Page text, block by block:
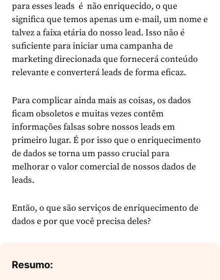
para esses leads é não enriquecido, o que
significa que temos apenas um e-mail, um nome e
talvez a faixa etária do nosso lead. Isso não é
suficiente para iniciar uma campanha de
marketing direcionada que fornecerá conteúdo
relevante e converterá leads de forma eficaz.
Para complicar ainda mais as coisas, os dados
ficam obsoletos e muitas vezes contêm
informações falsas sobre nossos leads em
primeiro lugar. É por isso que o enriquecimento
de dados se torna um passo crucial para
melhorar o valor comercial de nossos dados de
leads.
Então, o que são serviços de enriquecimento de
dados e por que você precisa deles?
Resumo: